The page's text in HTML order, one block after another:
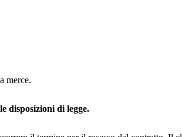
merce.
disposizioni di legge.